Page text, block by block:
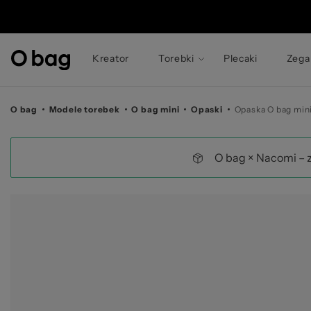
©
Kreator Torebki Plecaki
O bag Modele torebek O bag mini Opaski Opaska O bag
O bag × Nacomi –